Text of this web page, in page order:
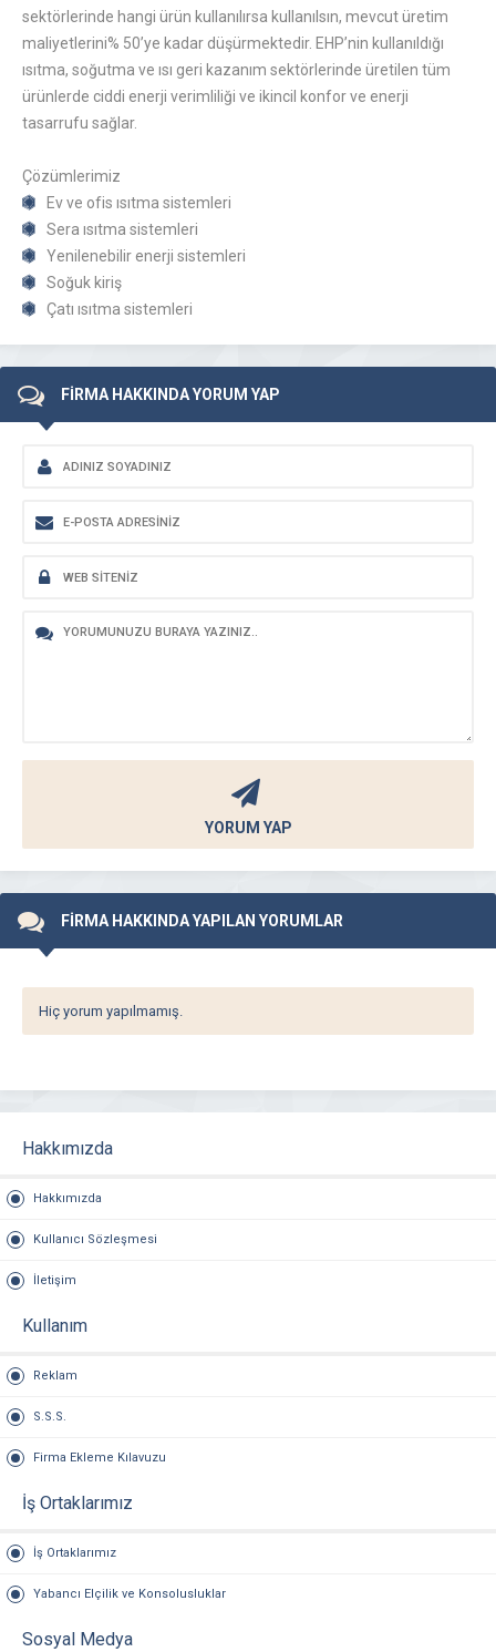
sektörlerinde hangi ürün kullanılırsa kullanılsın, mevcut üretim
maliyetlerini% 50’ye kadar düşürmektedir. EHP’nin kullanıldığı
ısıtma, soğutma ve ısı geri kazanım sektörlerinde üretilen tüm
ürünlerde ciddi enerji verimliliği ve ikincil konfor ve enerji
tasarrufu sağlar.
Çözümlerimiz
Ev ve ofis ısıtma sistemleri
Sera ısıtma sistemleri
Yenilenebilir enerji sistemleri
Soğuk kiriş
Çatı ısıtma sistemleri
FİRMA HAKKINDA YORUM YAP
YORUM YAP
FİRMA HAKKINDA YAPILAN YORUMLAR
Hiç yorum yapılmamış.
Hakkımızda
Hakkımızda
Kullanıcı Sözleşmesi
İletişim
Kullanım
Reklam
S.S.S.
Firma Ekleme Kılavuzu
İş Ortaklarımız
İş Ortaklarımız
Yabancı Elçilik ve Konsolusluklar
Sosyal Medya